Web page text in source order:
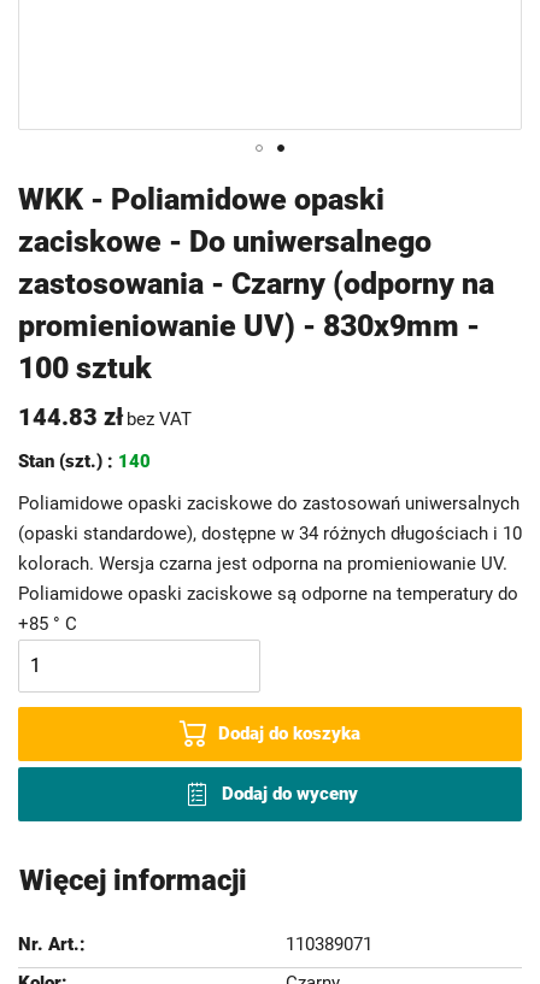
WKK - Poliamidowe opaski
zaciskowe - Do uniwersalnego
zastosowania - Czarny (odporny na
promieniowanie UV) - 830x9mm -
100 sztuk
144.83 zł bez VAT
Stan (szt.) : 140
Poliamidowe opaski zaciskowe do zastosowań uniwersalnych
(opaski standardowe), dostępne w 34 różnych długościach i 10
kolorach. Wersja czarna jest odporna na promieniowanie UV.
Poliamidowe opaski zaciskowe są odporne na temperatury do
+85 ° C
Dodaj do koszyka
Dodaj do wyceny
na
początek
Więcej informacji
110389071